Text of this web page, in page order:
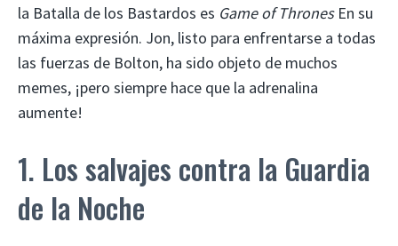
la Batalla de los Bastardos es Game of ThronesEn su
máxima expresión. Jon, listo para enfrentarse a todas
las fuerzas de Bolton, ha sido objeto de muchos
memes, ¡pero siempre hace que la adrenalina
aumente!
1. Los salvajes contra la Guardia
de la Noche